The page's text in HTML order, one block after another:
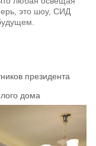
это шоу, СИД
президента
дома